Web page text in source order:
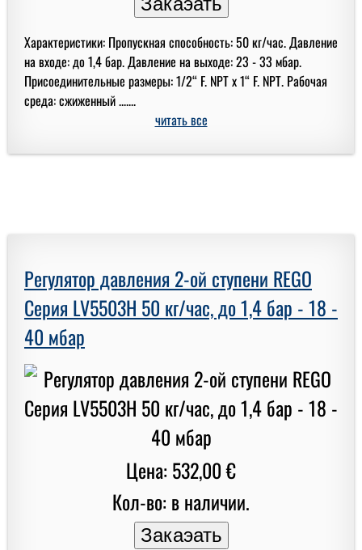
Характеристики: Пропускная способность: 50 кг/час. Давление
на входе: до 1,4 бар. Давление на выходе: 23 - 33 мбар.
Присоединительные размеры: 1/2“ F. NPT x 1“ F. NPT. Рабочая
среда: сжиженный .......
читать все
Регулятор давления 2-ой ступени REGO
Серия LV5503H 50 кг/час, до 1,4 бар - 18 -
40 мбар
Цена: 532,00 €
Кол-во: в наличии.